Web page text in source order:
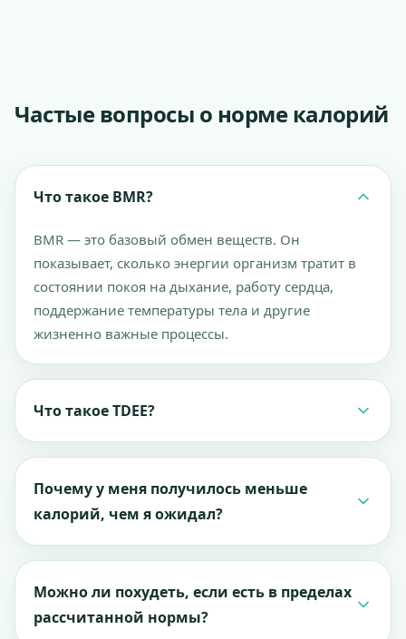
Частые вопросы о норме калорий
Что такое BMR?
BMR — это базовый обмен веществ. Он
показывает, сколько энергии организм тратит в
состоянии покоя на дыхание, работу сердца,
поддержание температуры тела и другие
жизненно важные процессы.
Что такое TDEE?
TDEE — это общий суточный расход энергии. Он
активность в течение дня.
Почему у меня получилось меньше
калорий, чем я ожидал?
Часто причина в уровне активности, цели или в
логику расчёта. Иногда ожидания просто
основаны на завышенных привычных цифрах.
Можно ли похудеть, если есть в пределах
рассчитанной нормы?